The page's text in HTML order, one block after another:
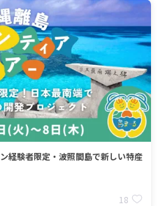
経験者限定・波照間島で新しい特産
18